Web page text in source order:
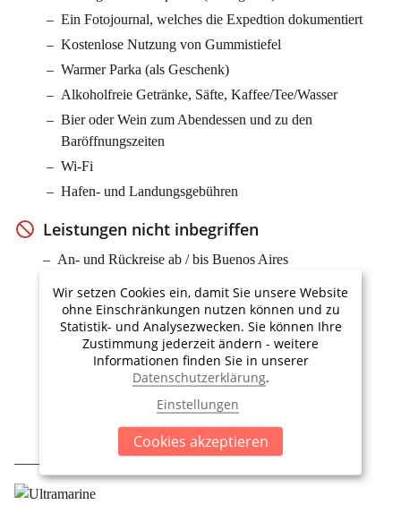
Ein Fotojournal, welches die Expedtion dokumentiert
Kostenlose Nutzung von Gummistiefel
Warmer Parka (als Geschenk)
Alkoholfreie Getränke, Säfte, Kaffee/Tee/Wasser
Bier oder Wein zum Abendessen und zu den
Baröffnungszeiten
Wi-Fi
Hafen- und Landungsgebühren
Leistungen nicht inbegriffen
An- und Rückreise ab / bis Buenos Aires
Optionale Aktivitäten
Wasserdichte Regenhosen (obligatorisch für
Anlandungen)
Versicherungen
Wir setzen Cookies ein, damit Sie unsere Website
ohne Einschränkungen nutzen können und zu
Statistik- und Analysezwecken. Sie können Ihre
Zustimmung jederzeit ändern - weitere
Informationen finden Sie in unserer
Datenschutzerklärung.
Einstellungen
Cookies akzeptieren